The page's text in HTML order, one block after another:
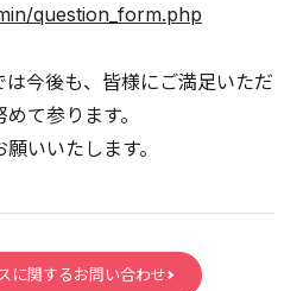
question_form.php
今後も、皆様にご満足いただ
て参ります。
いいたします。
に関するお問い合わせ